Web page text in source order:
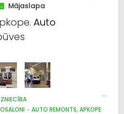
treileriem
Mājaslapa
Auto
AUTO REMONTS, APKOPE